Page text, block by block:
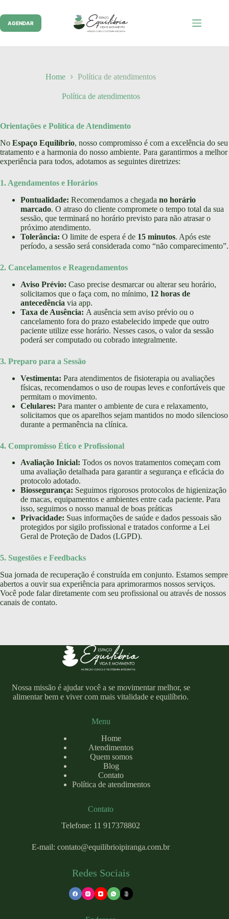
para
conteúdo
AGENDAR
Home Política de atendimentos
Política de atendimentos
Orientações e Política de Atendimento
No Espaço Equilíbrio, nosso compromisso é com a excelência do seu
tratamento e a harmonia do nosso ambiente. Para garantirmos a melhor
experiência para todos, adotamos as seguintes diretrizes:
1. Agendamentos e Horários
Pontualidade: Recomendamos a chegada no horário
marcado. O atraso do cliente compromete o tempo total da sua
sessão, que terminará no horário previsto para não atrasar o
próximo atendimento.
Tolerância: O limite de espera é de 15 minutos. Após este
período, a sessão será considerada como “não comparecimento”.
2. Cancelamentos e Reagendamentos
Aviso Prévio: Caso precise desmarcar ou alterar seu horário,
solicitamos que o faça com, no mínimo, 12 horas de
antecedência via app.
Taxa de Ausência: A ausência sem aviso prévio ou o
cancelamento fora do prazo estabelecido impede que outro
paciente utilize esse horário. Nesses casos, o valor da sessão
poderá ser computado ou cobrado integralmente.
3. Preparo para a Sessão
Vestimenta: Para atendimentos de fisioterapia ou avaliações
físicas, recomendamos o uso de roupas leves e confortáveis que
permitam o movimento.
Celulares: Para manter o ambiente de cura e relaxamento,
solicitamos que os aparelhos sejam mantidos no modo silencioso
durante a permanência na clínica.
4. Compromisso Ético e Profissional
Avaliação Inicial: Todos os novos tratamentos começam com
uma avaliação detalhada para garantir a segurança e eficácia do
protocolo adotado.
Biossegurança: Seguimos rigorosos protocolos de higienização
de macas, equipamentos e ambientes entre cada paciente. Para
isso, seguimos o nosso manual de boas práticas
Privacidade: Suas informações de saúde e dados pessoais são
protegidos por sigilo profissional e tratados conforme a Lei
Geral de Proteção de Dados (LGPD).
5. Sugestões e Feedbacks
Sua jornada de recuperação é construída em conjunto. Estamos sempre
abertos a ouvir sua experiência para aprimorarmos nossos serviços.
Você pode falar diretamente com seu profissional ou através de nossos
canais de contato.
Nossa missão é ajudar você a se movimentar melhor, se
alimentar bem e viver com mais vitalidade e equilíbrio.
Menu
Home
Atendimentos
Quem somos
Blog
Contato
Política de atendimentos
Contato
Telefone: 11 917378802
E-mail:contato@equilibrioipiranga.com.br
Redes Sociais